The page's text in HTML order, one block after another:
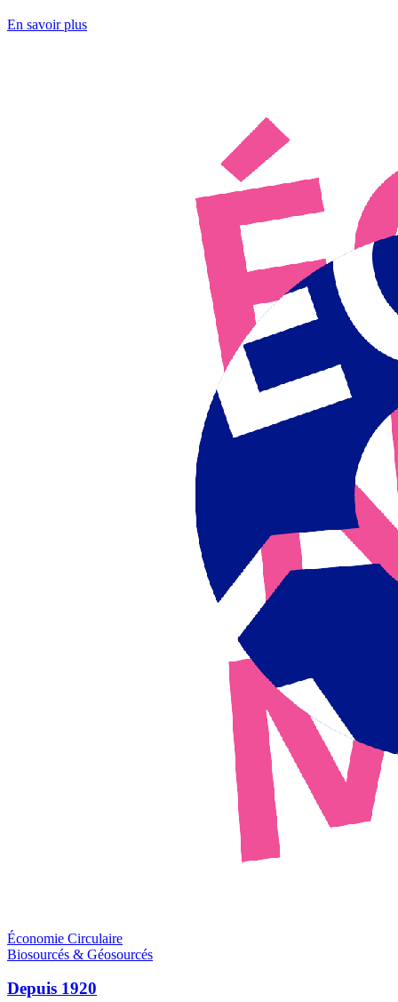
En savoir plus
Économie Circulaire
Biosourcés & Géosourcés
Depuis 1920